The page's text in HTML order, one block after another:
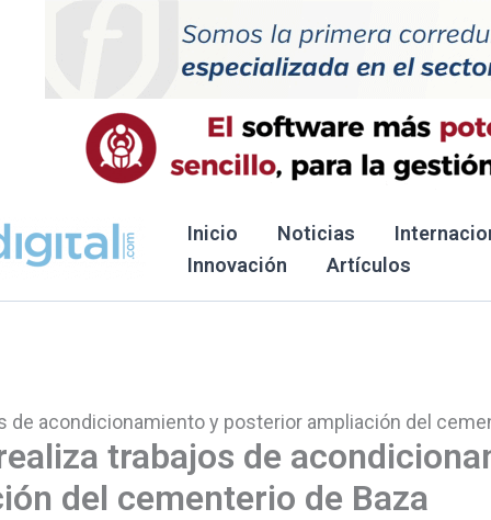
Inicio Noticias
Innovación
Artículos
de acondicionamiento y posterior ampliación del
trabajos de
del cementerio de Baza